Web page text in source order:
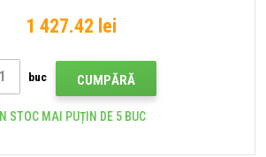
1 427.42 lei
buc CUMPĂRĂ
ÎN STOC MAI PUȚIN DE 5 BUC